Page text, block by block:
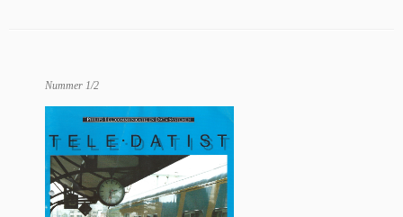
Nummer 1/2